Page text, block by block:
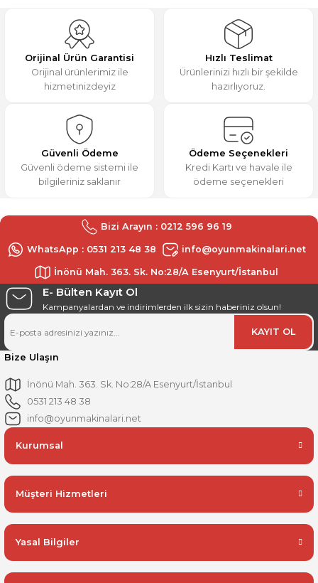
Ürün resmi kalitesiz, bozuk veya görüntülenemiyor.
Ürün açıklamasında eksik bilgiler bulunuyor.
Ürün bilgilerinde hatalar bulunuyor.
Ürün fiyatı diğer sitelerden daha pahalı.
Bu ürüne benzer farklı alternatifler olmalı.
M... K... | 31/12/2025
Deneyimini Paylaş
Orijinal Ürün Garantisi
Orijinal ürünlerimiz ile
hizmetinizdeyiz
Hızlı Teslimat
Ürünlerinizi hızlı bir şekilde
hazırlıyoruz.
Güvenli Ödeme
Güvenli ödeme sistemi ile
bilgileriniz saklanır
Ödeme Seçenekleri
Kredi Kartı ve havale ile
ödeme seçenekleri
Bizi Arayın : 0212 596 96 19
WhatsApp : 0531 213 48 38 info@oyunmakinalari.net
İnönü Mah. 363. Sk. No:28/A Esenyurt/İstanbul
E- Bülten Kayıt Ol
Kampanyalardan ve indirimlerden ilk sizin haberiniz olsun!
KAYIT OL
Bize Ulaşın
İnönü Mah. 363. Sk. No:28/A Esenyurt/İstanbul
0531 213 48 38
info@oyunmakinalari.net
Kurumsal
Müşteri Hizmetleri
Yasal Bilgiler